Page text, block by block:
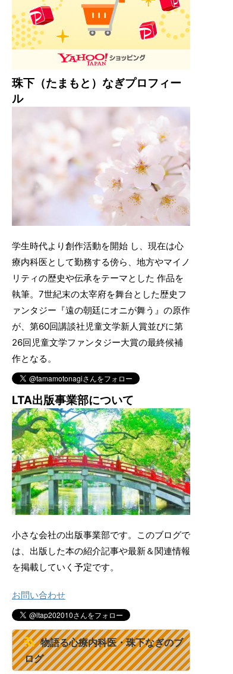
珠下（たまもと）なぎプロフィー
ル
学生時代より創作活動を開始 し、現在は心
療内科医として勤務する傍ら、地方やマイノ
リティの歴史や伝承をテーマとした 作品を
執筆。7世紀末の太宰府を舞台とした歴史フ
ァンタジー『遠の朝廷にオニが舞う』の原作
が、第60回講談社児童文学新人賞並びに第
26回児童文学ファンタジー大賞の最終候補
作となる。
LTA出版事業部について
小さな会社の出版事業部です。このブログで
は、出版した本の紹介記事や最新＆関連情報
を掲載していく予定です。
お問い合わせ
物語る心療内科医・珠下なぎのブ
ログ